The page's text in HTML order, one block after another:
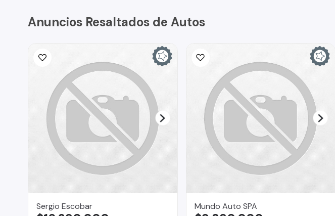
Anuncios Resaltados de Autos
Sergio Escobar Mundo Auto SPA